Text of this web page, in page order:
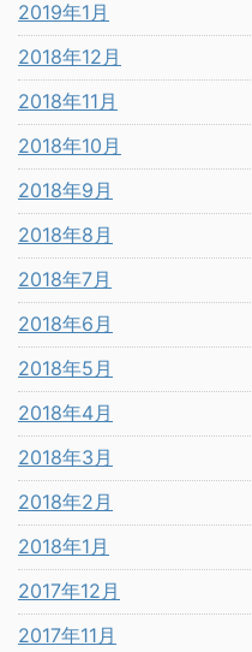
2019年1月
2018年12月
2018年11月
2018年10月
2018年9月
2018年8月
2018年7月
2018年6月
2018年5月
2018年4月
2018年3月
2018年2月
2018年1月
2017年12月
2017年11月